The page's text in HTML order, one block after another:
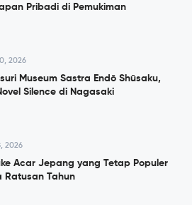
Pribadi di Pemukiman
2026
Museum Sastra Endō Shūsaku,
Silence di Nagasaki
2026
Acar Jepang yang Tetap Populer
Ratusan Tahun